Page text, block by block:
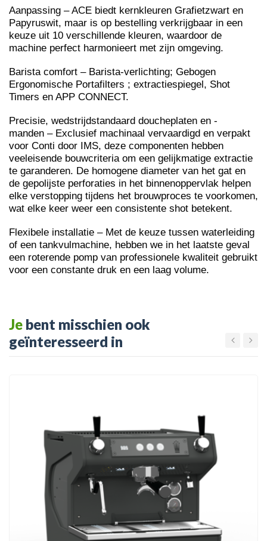
Aanpassing – ACE biedt kernkleuren Grafietzwart en
Papyruswit, maar is op bestelling verkrijgbaar in een
keuze uit 10 verschillende kleuren, waardoor de
machine perfect harmonieert met zijn omgeving.
Barista comfort – Barista-verlichting; Gebogen
Ergonomische Portafilters ; extractiespiegel, Shot
Timers en APP CONNECT.
Precisie, wedstrijdstandaard doucheplaten en -
manden – Exclusief machinaal vervaardigd en verpakt
voor Conti door IMS, deze componenten hebben
veeleisende bouwcriteria om een ​​gelijkmatige extractie
te garanderen. De homogene diameter van het gat en
de gepolijste perforaties in het binnenoppervlak helpen
elke verstopping tijdens het brouwproces te voorkomen,
wat elke keer weer een consistente shot betekent.
Flexibele installatie – Met de keuze tussen waterleiding
of een tankvulmachine, hebben we in het laatste geval
een roterende pomp van professionele kwaliteit gebruikt
voor een constante druk en een laag volume.
Je bent misschien ook
geïnteresseerd in